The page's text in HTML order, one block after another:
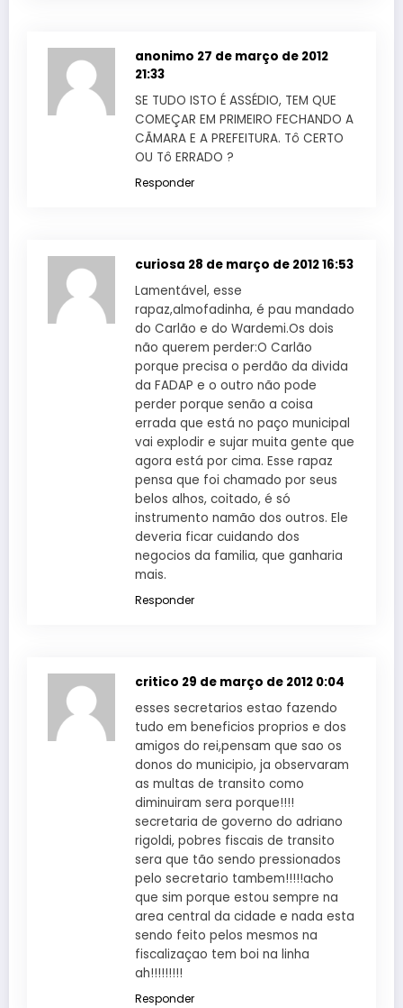
anonimo 27 de março de 2012
21:33
SE TUDO ISTO É ASSÉDIO, TEM QUE
COMEÇAR EM PRIMEIRO FECHANDO A
CÃMARA E A PREFEITURA. Tô CERTO
OU Tô ERRADO ?
Responder
curiosa 28 de março de 2012 16:53
Lamentável, esse
rapaz,almofadinha, é pau mandado
do Carlão e do Wardemi.Os dois
não querem perder:O Carlão
porque precisa o perdão da divida
da FADAP e o outro não pode
perder porque senão a coisa
errada que está no paço municipal
vai explodir e sujar muita gente que
agora está por cima. Esse rapaz
pensa que foi chamado por seus
belos alhos, coitado, é só
instrumento namão dos outros. Ele
deveria ficar cuidando dos
negocios da familia, que ganharia
mais.
Responder
critico 29 de março de 2012 0:04
esses secretarios estao fazendo
tudo em beneficios proprios e dos
amigos do rei,pensam que sao os
donos do municipio, ja observaram
as multas de transito como
diminuiram sera porque!!!!
secretaria de governo do adriano
rigoldi, pobres fiscais de transito
sera que tão sendo pressionados
pelo secretario tambem!!!!!acho
que sim porque estou sempre na
area central da cidade e nada esta
sendo feito pelos mesmos na
fiscalizaçao tem boi na linha
ah!!!!!!!!!
Responder